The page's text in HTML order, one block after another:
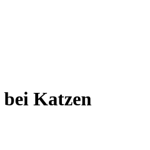
Katzen